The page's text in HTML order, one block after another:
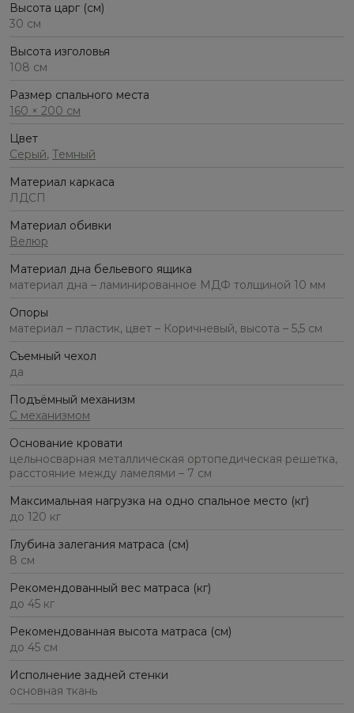
Высота царг (см)
30 см
Высота изголовья
108 см
Размер спального места
160 × 200 см
Цвет
Серый, Темный
Материал каркаса
ЛДСП
Материал обивки
Велюр
Материал дна бельевого ящика
материал дна – ламинированное МДФ толщиной 10 мм
Опоры
материал – пластик, цвет – Коричневый, высота – 5,5 см
Съемный чехол
да
Подъёмный механизм
С механизмом
Основание кровати
цельносварная металлическая ортопедическая решетка,
расстояние между ламелями – 7 см
Максимальная нагрузка на одно спальное место (кг)
до 120 кг
Глубина залегания матраса (см)
8 см
Рекомендованный вес матраса (кг)
до 45 кг
Рекомендованная высота матраса (см)
до 45 см
Исполнение задней стенки
основная ткань